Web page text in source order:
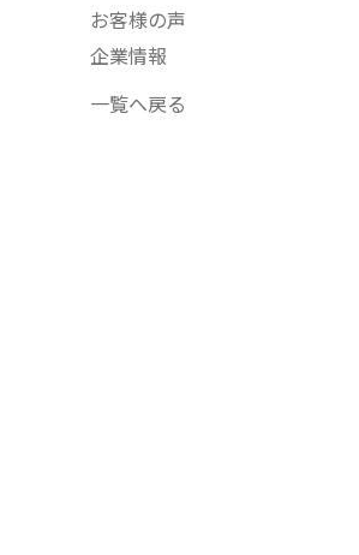
お客様の声
企業情報
一覧へ戻る